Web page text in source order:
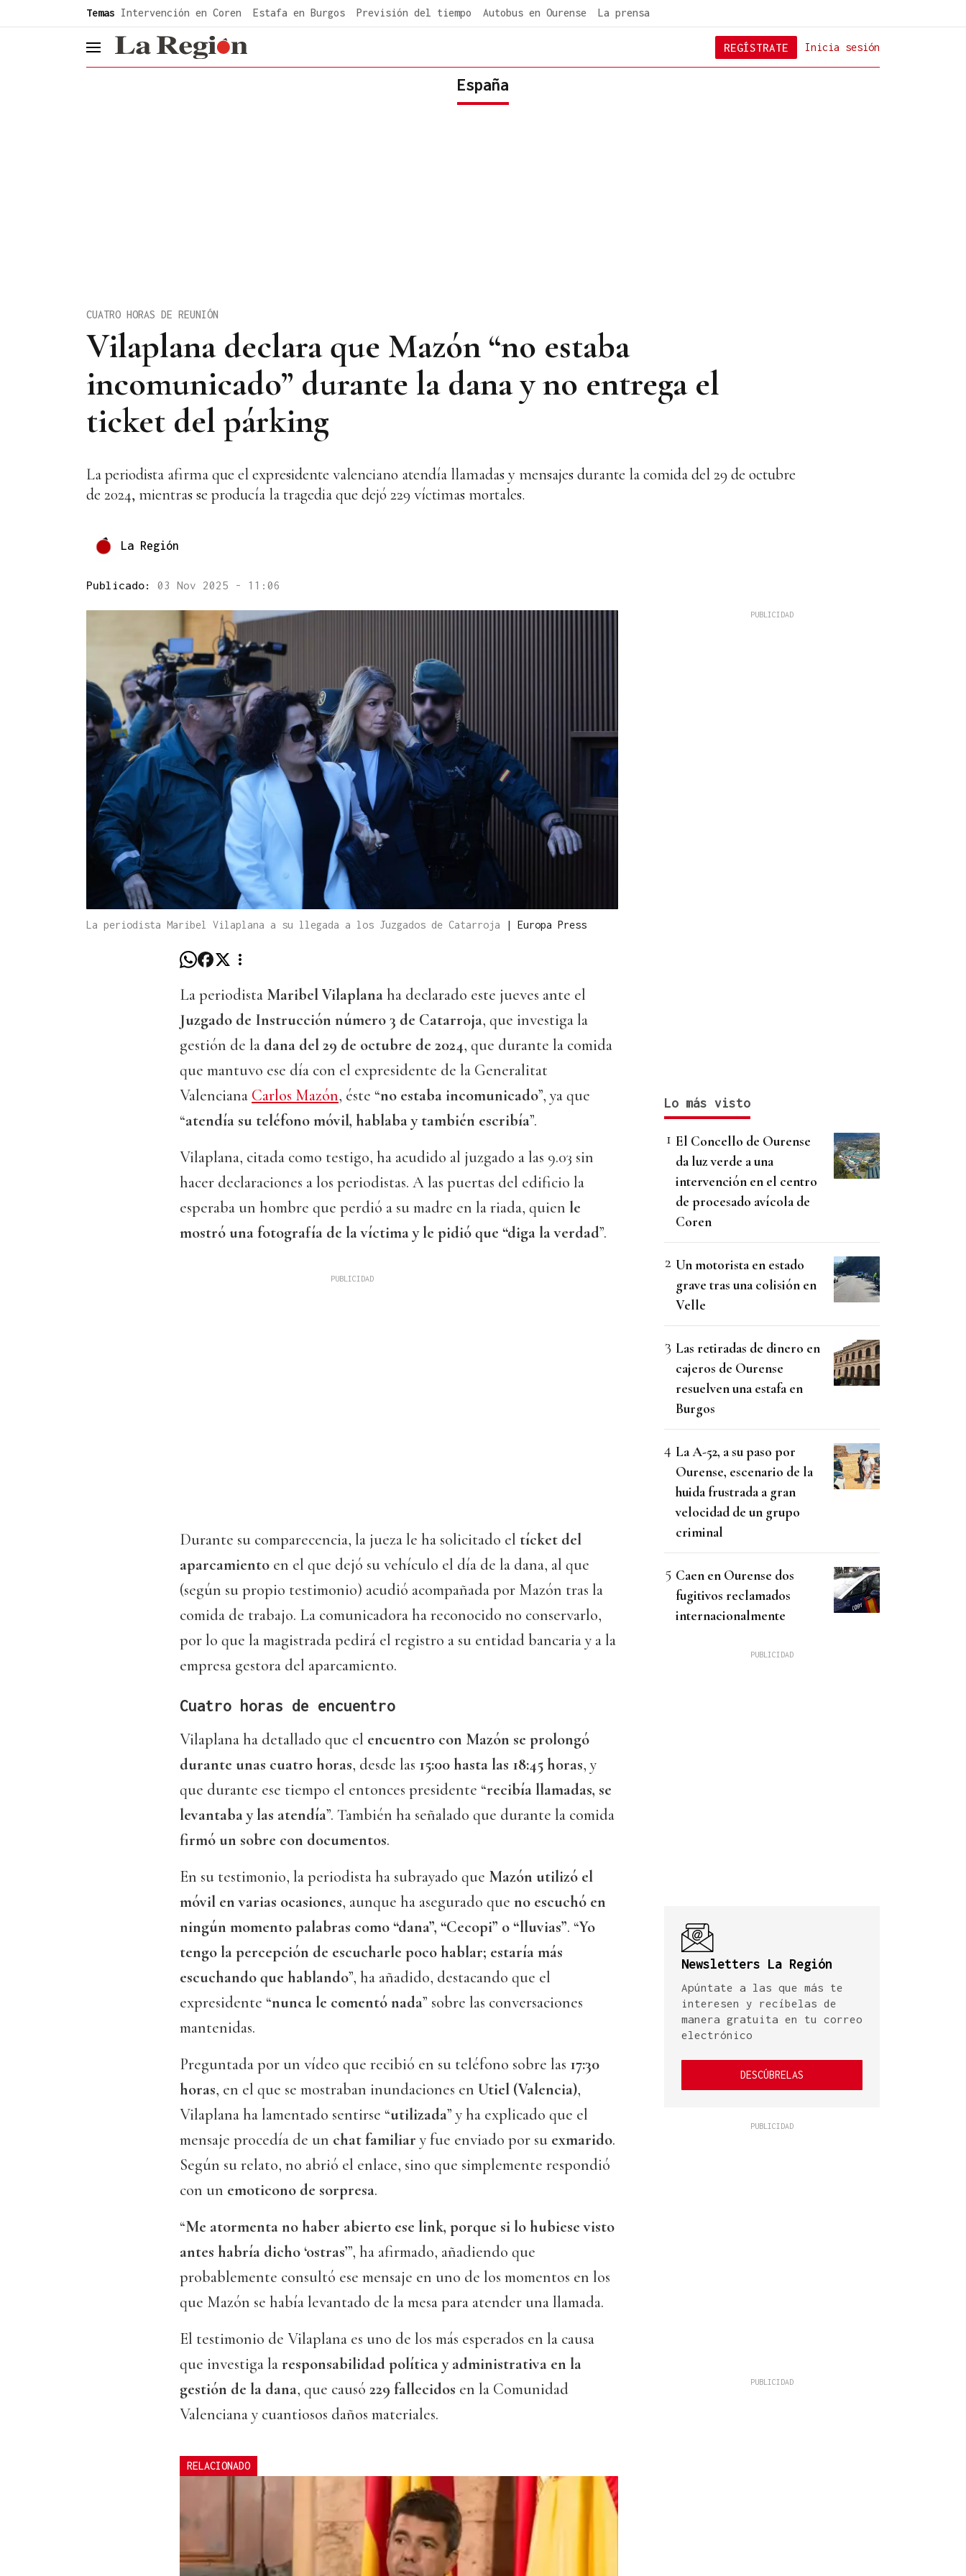
Temas Intervención en Coren Estafa en Burgos Previsión del tiempo Autobus en Ourense La prensa
header.menu.open Inicia sesión
REGÍSTRATE
España
Vilaplana declara que Mazón “no estaba
incomunicado” durante la dana y no entrega el
ticket del párking
CUATRO HORAS DE REUNIÓN
La periodista afirma que el expresidente valenciano atendía llamadas y mensajes durante la comida del 29 de octubre
de 2024, mientras se producía la tragedia que dejó 229 víctimas mortales.
La Región
Publicado: 03 Nov 2025 - 11:06
La periodista Maribel Vilaplana a su llegada a los Juzgados de Catarroja | Europa Press
La periodista Maribel Vilaplanaha declarado este jueves ante el
Juzgado de Instrucción número 3 de Catarroja, que investiga la
gestión de la dana del 29 de octubre de 2024, que durante la comida
que mantuvo ese día con el expresidente de la Generalitat
Valenciana Carlos Mazón, éste “no estaba incomunicado”, ya que
“atendía su teléfono móvil, hablaba y también escribía”.
Vilaplana, citada como testigo, ha acudido al juzgado a las 9.03 sin
hacer declaraciones a los periodistas. A las puertas del edificio la
esperaba un hombre que perdió a su madre en la riada, quien le
mostró una fotografía de la víctima y le pidió que “diga la verdad”.
Durante su comparecencia, la jueza le ha solicitado el tícket del
aparcamiento en el que dejó su vehículo el día de la dana, al que
(según su propio testimonio) acudió acompañada por Mazón tras la
comida de trabajo. La comunicadora ha reconocido no conservarlo,
por lo que la magistrada pedirá el registro a su entidad bancaria y a la
empresa gestora del aparcamiento.
Cuatro horas de encuentro
Vilaplana ha detallado que el encuentro con Mazón se prolongó
durante unas cuatro horas, desde las 15:00 hasta las 18:45 horas, y
que durante ese tiempo el entonces presidente “recibía llamadas, se
levantaba y las atendía”. También ha señalado que durante la comida
firmó un sobre con documentos.
En su testimonio, la periodista ha subrayado que Mazón utilizó el
móvil en varias ocasiones, aunque ha asegurado que no escuchó en
ningún momento palabras como “dana”, “Cecopi” o “lluvias”. “Yo
tengo la percepción de escucharle poco hablar; estaría más
escuchando que hablando”, ha añadido, destacando que el
expresidente “nunca le comentó nada” sobre las conversaciones
mantenidas.
Preguntada por un vídeo que recibió en su teléfono sobre las 17:30
horas, en el que se mostraban inundaciones en Utiel (Valencia),
Vilaplana ha lamentado sentirse “utilizada” y ha explicado que el
mensaje procedía de un chat familiar y fue enviado por su exmarido.
Según su relato, no abrió el enlace, sino que simplemente respondió
con un emoticono de sorpresa.
“Me atormenta no haber abierto ese link, porque si lo hubiese visto
antes habría dicho ‘ostras’”, ha afirmado, añadiendo que
probablemente consultó ese mensaje en uno de los momentos en los
que Mazón se había levantado de la mesa para atender una llamada.
El testimonio de Vilaplana es uno de los más esperados en la causa
que investiga laresponsabilidad política y administrativa en la
gestión de la dana, que causó 229 fallecidos en la Comunidad
Valenciana y cuantiosos daños materiales.
RELACIONADO
Lo más visto
El Concello de Ourense
da luz verde a una
intervención en el centro
de procesado avícola de
Coren
Un motorista en estado
grave tras una colisión en
Velle
Las retiradas de dinero en
cajeros de Ourense
resuelven una estafa en
Burgos
La A-52, a su paso por
Ourense, escenario de la
huida frustrada a gran
velocidad de un grupo
criminal
Caen en Ourense dos
fugitivos reclamados
internacionalmente
Newsletters La Región
Apúntate a las que más te
interesen y recíbelas de
manera gratuita en tu correo
electrónico
DESCÚBRELAS